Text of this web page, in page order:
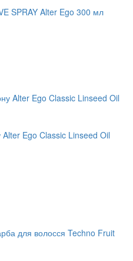
SPRAY Alter Ego 300 мл
Ego Classic Linseed Oil